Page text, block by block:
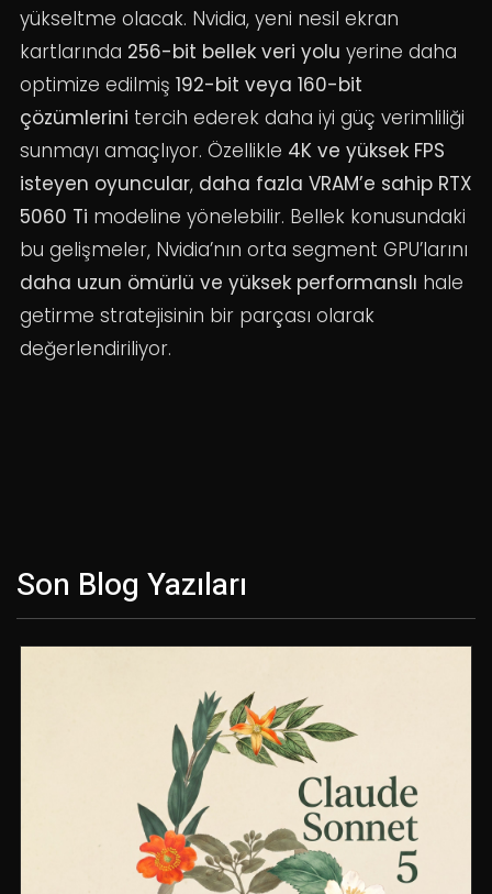
yükseltme olacak. Nvidia, yeni nesil ekran
kartlarında 256-bit bellek veri yolu yerine daha
optimize edilmiş 192-bit veya 160-bit
çözümlerini tercih ederek daha iyi güç verimliliği
sunmayı amaçlıyor. Özellikle 4K ve yüksek FPS
isteyen oyuncular, daha fazla VRAM’e sahip RTX
5060 Ti modeline yönelebilir. Bellek konusundaki
bu gelişmeler, Nvidia’nın orta segment GPU’larını
daha uzun ömürlü ve yüksek performanslı hale
getirme stratejisinin bir parçası olarak
değerlendiriliyor.
Son Blog Yazıları